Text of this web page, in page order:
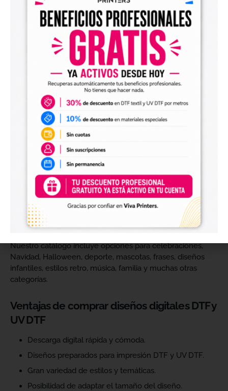
Diseños digitales para impresión UV DTF
También encontrarás diseños digitales para UV DTF
perfectos para personalizar vasos, botellas, termos, cajas,
envases, artículos promocionales y otras superficies rígidas
Estos diseños permiten incorporar nuevas opciones a tu
catálogo de personalización de objetos y preparar
producciones propias utilizando tu impresora UV DTF o tu
proveedor habitual de impresión.
Archivos digitales para negocios de
personalización
Comprar diseños digitales es una solución práctica para
profesionales que quieren ahorrar tiempo, renovar su
catálogo y ofrecer más variedad de productos a sus
clientes. Podrás escoger diseños de diferentes estilos,
temáticas, temporadas y públicos.
Nuestro catálogo incluye opciones para celebraciones,
Navidad, Halloween, deporte, mascotas, frases, diseños
infantiles, estilos retro, música, familia y muchas otras
categorías.
Ventajas de comprar diseños digitales DTF y
UV DTF
Descarga digital rápida y cómoda.
Diseños preparados para impresión DTF y UV DTF.
Gran variedad de estilos y temáticas.
Posibilidad de adaptar el tamaño del diseño.